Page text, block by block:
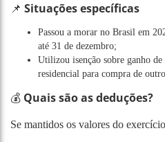
📌 Situações específicas
Passou a morar no Brasil em
até 31 de dezembro;
Utilizou isenção sobre ganho
residencial para compra de
💰 Quais são as deduções?
Se mantidos os valores do